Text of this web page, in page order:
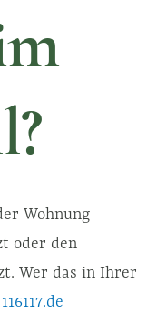
Wohnung
oder den
Wer das in Ihrer
116117.de